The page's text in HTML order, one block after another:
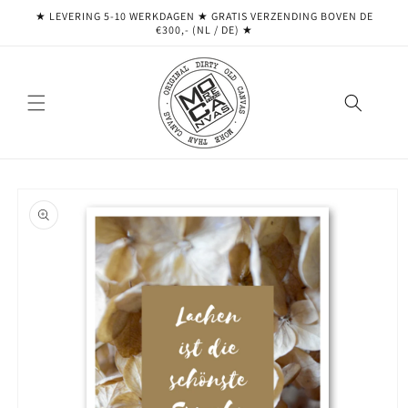
naar de
★ LEVERING 5-10 WERKDAGEN ★ GRATIS VERZENDING BOVEN DE
€300,- (NL / DE) ★